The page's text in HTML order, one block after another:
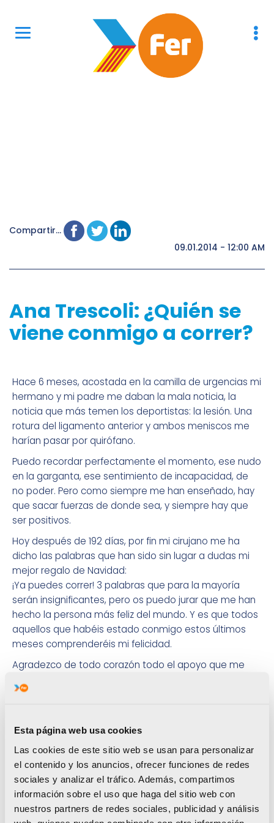
Esta página web usa cookies
Las cookies de este sitio web se usan para personalizar
el contenido y los anuncios, ofrecer funciones de redes
sociales y analizar el tráfico. Además, compartimos
información sobre el uso que haga del sitio web con
nuestros partners de redes sociales, publicidad y análisis
Compartir...
09.01.2014 - 12:00 AM
Ana Trescoli: ¿Quién se
viene conmigo a correr?
Hace 6 meses, acostada en la camilla de urgencias mi
hermano y mi padre me daban la mala noticia, la
noticia que más temen los deportistas: la lesión. Una
rotura del ligamento anterior y ambos meniscos me
harían pasar por quirófano.
Puedo recordar perfectamente el momento, ese nudo
en la garganta, ese sentimiento de incapacidad, de
no poder. Pero como siempre me han enseñado, hay
que sacar fuerzas de donde sea, y siempre hay que
ser positivos.
Hoy después de 192 días, por fin mi cirujano me ha
dicho las palabras que han sido sin lugar a dudas mi
mejor regalo de Navidad:
¡Ya puedes correr! 3 palabras que para la mayoría
serán insignificantes, pero os puedo jurar que me han
hecho la persona más feliz del mundo. Y es que todos
aquellos que habéis estado conmigo estos últimos
meses comprenderéis mi felicidad.
Agradezco de todo corazón todo el apoyo que me
visitas para verme realmente me alegraban e incluso
Gracias al Proyecto FER y a Sanus Vitae, que aunque
he tenido esta lesión no han dudado en seguir
apoyándome.
Gracias a mis doctoras, que siempre me habéis
sacado esa sonrisa de la cara y habéis logrado que se
me olvidara todo de la cabeza.